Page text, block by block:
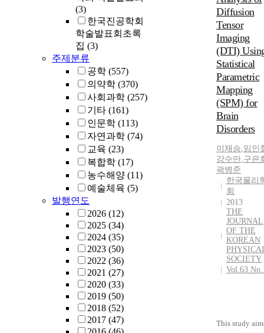
(3)
한국진공학회
학술발표회초록
집 (3)
주제분류
공학 (557)
의약학 (370)
사회과학 (257)
기타 (161)
인문학 (113)
자연과학 (74)
교육 (23)
복합학 (17)
농수해양 (11)
예술체육 (5)
발행연도
2026 (12)
2025 (34)
2024 (35)
2023 (50)
2022 (36)
2021 (27)
2020 (33)
2019 (50)
2018 (52)
2017 (47)
Diffusion
Tensor
Imaging
(DTI)
Statistical
Parametric
Mapping
(SPM) for
Brain
Disorders
이재승,임인
강수만,구은
곽병준
한국물리
회
2013
THE
JOURNAL
OF THE
KOREAN
SOCIETY
Vol.63
This study